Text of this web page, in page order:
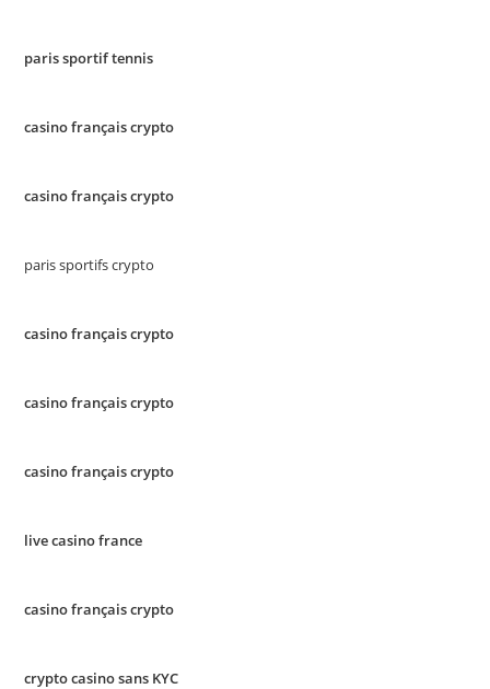
paris sportif tennis
casino français crypto
casino français crypto
paris sportifs crypto
casino français crypto
casino français crypto
casino français crypto
live casino france
casino français crypto
crypto casino sans KYC